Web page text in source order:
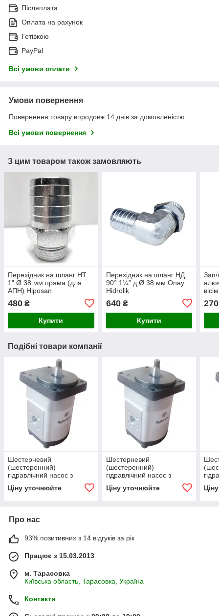
Післяплата
Оплата на рахунок
Готівкою
PayPal
Всі умови оплати
Умови повернення
Повернення товару впродовж 14 днів за домовленістю
Всі умови повернення
З цим товаром також замовляють
Перехідник на шланг НТ
1" Ø 38 мм пряма (для
АПН) Hiposan
480 ₴
Купити
Перехідник на шланг НД
90° 1¼” д Ø 38 мм Onay
Hidrolik
640₴
Купити
270
Подібні товари компанії
Шестерневий
(шестеренний)
гідравлічний насос з
підшипником Hydro-pack
H 20A/C4.5X155
Ціну уточнюйте
Шестерневий
(шестеренний)
гідравлічний насос з
підшипником Hydro-pack
H 20A/C14X155
Ціну уточнюйте
H
Про нас
93% позитивних з 14 відгуків за рік
Працює з 15.03.2013
м. Тарасовка
Київська область, Тарасовка, Україна
Контакти